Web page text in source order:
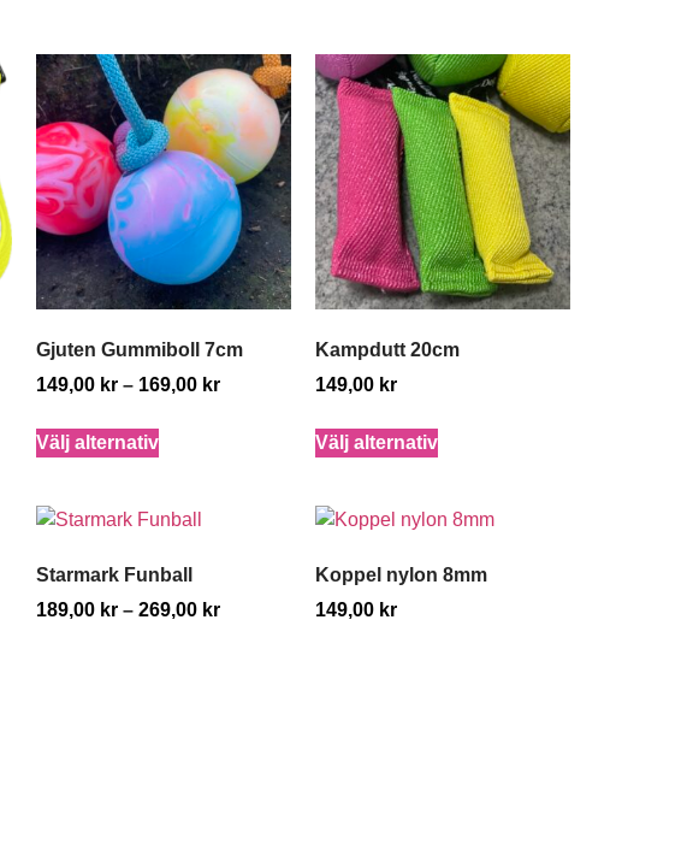
Gjuten Gummiboll 7cm
149,00 kr – 169,00 kr
Välj alternativ
Kampdutt 20cm
149,00 kr
Välj alternativ
Starmark Funball
189,00 kr – 269,00 kr
Koppel nylon 8mm
149,00 kr